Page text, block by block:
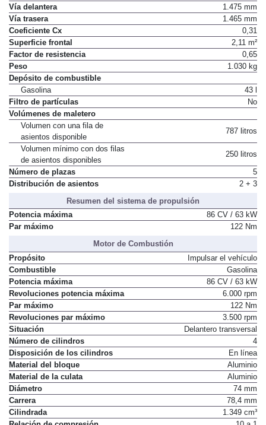
Vía delantera
1.475 mm
Vía trasera
1.465 mm
Coeficiente Cx
0,31
Superficie frontal
2,11 m²
Factor de resistencia
0,65
Peso
1.030 kg
Depósito de combustible
Gasolina
43 l
Filtro de partículas
No
Volúmenes de maletero
Volumen con una fila de
asientos disponible
787 litros
Volumen mínimo con dos filas
de asientos disponibles
250 litros
Número de plazas
5
Distribución de asientos
2 + 3
Resumen del sistema de propulsión
Potencia máxima
86 CV / 63 kW
Par máximo
122 Nm
Motor de Combustión
Propósito
Impulsar el vehículo
Combustible
Gasolina
Potencia máxima
86 CV / 63 kW
Revoluciones potencia máxima
6.000 rpm
Par máximo
122 Nm
Revoluciones par máximo
3.500 rpm
Situación
Delantero transversal
Número de cilindros
4
Disposición de los cilindros
En línea
Material del bloque
Aluminio
Material de la culata
Aluminio
Diámetro
74 mm
Carrera
78,4 mm
Cilindrada
1.349 cm³